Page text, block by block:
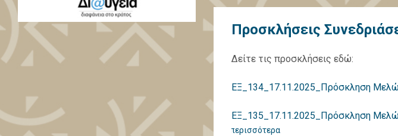
Προσκλήσεις
Δείτε τις προσκλήσεις εδώ:
ΕΞ_134_17.11.2025_Πρόσκληση
ΕΞ_135_17.11.2025_Πρόσκληση
περισσότερα